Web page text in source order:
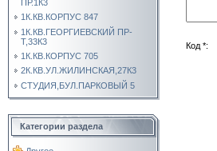
ПР.1К3
1К.КВ.КОРПУС 847
1К.КВ.ГЕОРГИЕВСКИЙ ПР-
Т,33К3
1К.КВ.КОРПУС 705
2К.КВ.УЛ.ЖИЛИНСКАЯ,27К3
СТУДИЯ,БУЛ.ПАРКОВЫЙ 5
Категории раздела
Код *: